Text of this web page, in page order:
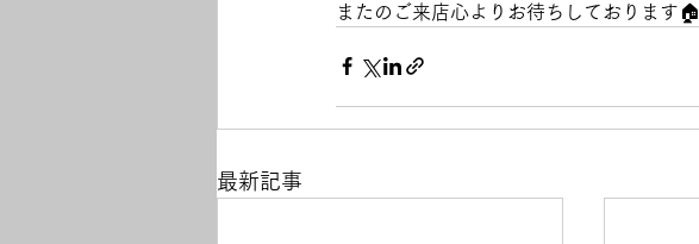
またのご来店心よりお待ちしております🏠
最新記事